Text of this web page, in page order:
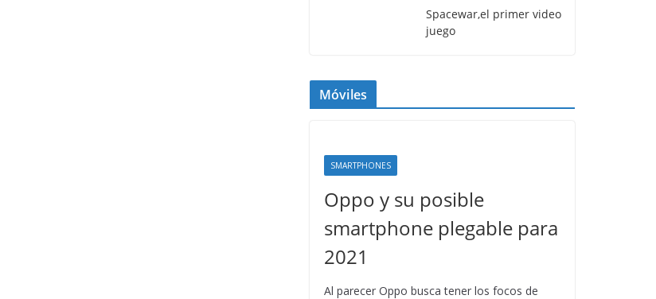
Spacewar,el primer video
juego
Móviles
SMARTPHONES
Oppo y su posible
smartphone plegable para
2021
Al parecer Oppo busca tener los focos de